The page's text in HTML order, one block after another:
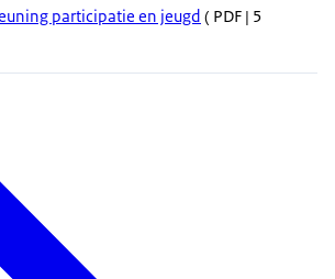
participatie en jeugd ( PDF | 5